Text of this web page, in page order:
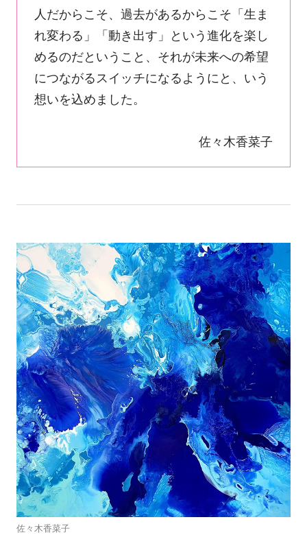
人だからこそ、過去があるからこそ「生ま
れ変わる」「動き出す」という進化を楽し
めるのだということ、それが未来への希望
につながるスイッチになるようにと、いう
想いを込めました。
佐々木香菜子
佐々木香菜子